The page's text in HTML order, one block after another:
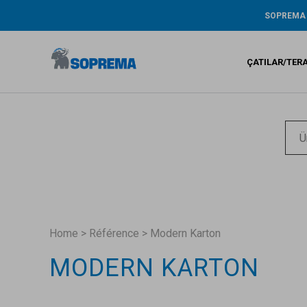
ÇEVRE /
GARANTİ
ÇATILAR/
Bitümlü
Sıvı su
Sentetik
Home > Référence > Modern Karton
MODERN KARTON